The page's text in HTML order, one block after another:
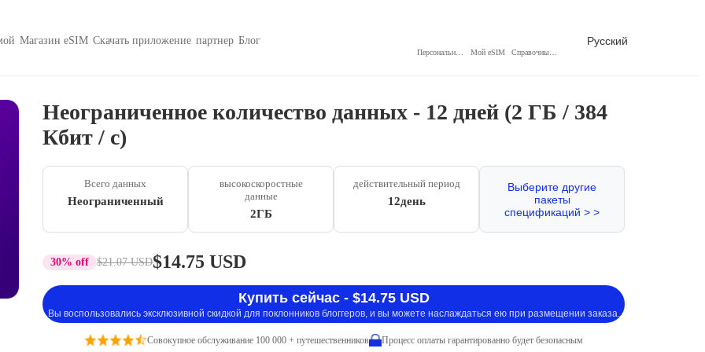
Магазин eSIM Скачать приложение партнер Блог
Мой eSIM
Русский
Неограниченное количество данных - 12 дней (2 ГБ / 384
Кбит / с)
Всего данных
Неограниченный
высокоскоростные
данные
2ГБ
действительный период
12день
Выберите другие
пакеты
спецификаций > >
30% off $21.07 USD$14.75 USD
Купить сейчас - $14.75 USD
Вы воспользовались эксклюзивной скидкой для поклонников блоггеров, и вы можете наслаждаться ею при размещении заказа.
Совокупное обслуживание 100 000 + путешественников Процесс оплаты гарантированно будет безопасным